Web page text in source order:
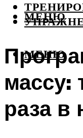
МЕНЮ
МЕНЮ
массу:
раза в